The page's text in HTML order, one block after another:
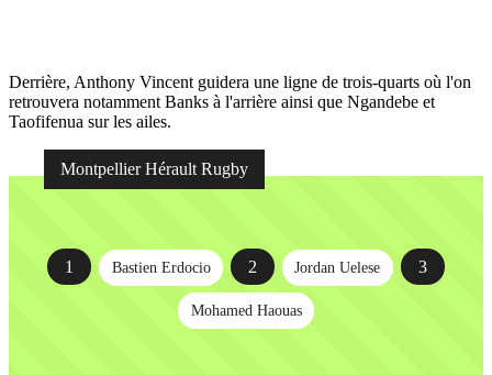
Derrière, Anthony Vincent guidera une ligne de trois-quarts où l'on
retrouvera notamment Banks à l'arrière ainsi que Ngandebe et
Taofifenua sur les ailes.
Montpellier Hérault Rugby
1 Bastien Erdocio 2 Jordan Uelese 3
Mohamed Haouas